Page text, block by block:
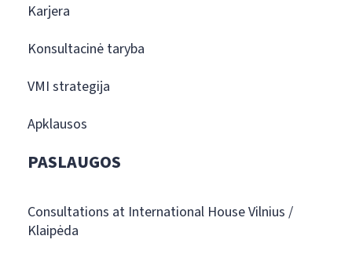
Karjera
Konsultacinė taryba
VMI strategija
Apklausos
PASLAUGOS
Consultations at International House Vilnius /
Klaipėda